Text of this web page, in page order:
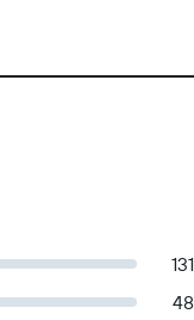
131
48